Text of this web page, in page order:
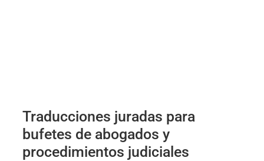
Traducciones juradas para
bufetes de abogados y
procedimientos judiciales